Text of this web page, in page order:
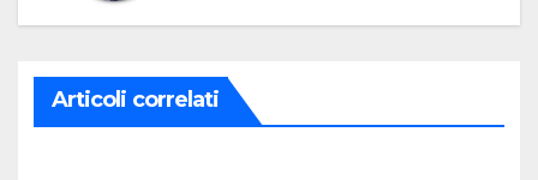
Articoli correlati